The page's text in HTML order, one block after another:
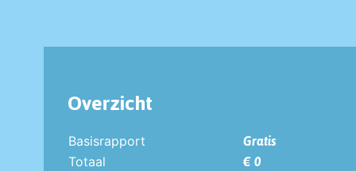
Overzicht
Basisrapport
Gratis
Totaal
€ 0